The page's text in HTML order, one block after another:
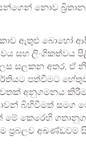
නොව
ඇතුළු බොහෝ
සහ ලිංගිකත්වය
සලකන අතර, ඒ
පත්වීමට
අනුගමනය
බිහිවීමත් සමග
කෙරෙහි
ප්‍රබලව අඛණ්ඩවම